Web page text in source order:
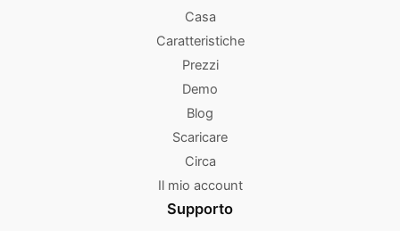
Casa
Caratteristiche
Prezzi
Demo
Blog
Scaricare
Circa
Il mio account
Supporto